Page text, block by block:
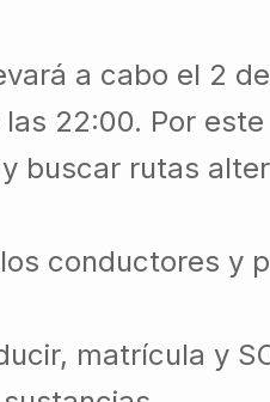
a cabo el 2
22:00. Por
buscar rutas
conductores y
matrícula y